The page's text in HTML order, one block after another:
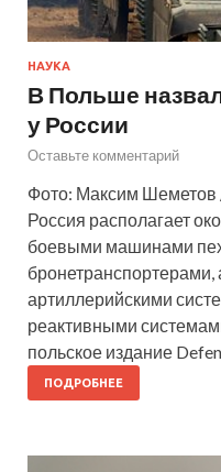
НАУКА
В Польше
у России
Оставьте комментарий
Фото: Максим Шеметов
Россия располагает
боевыми машинами
бронетранспортерами,
артиллерийскими
реактивными
польское издание
ПОДРОБНЕЕ